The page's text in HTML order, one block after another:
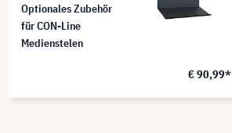
Optionales Zubehör
für CON-Line
Medienstelen
€ 90,99*